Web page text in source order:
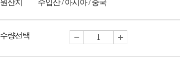
원산지 수입산 / 아시아 / 중국
수량선택